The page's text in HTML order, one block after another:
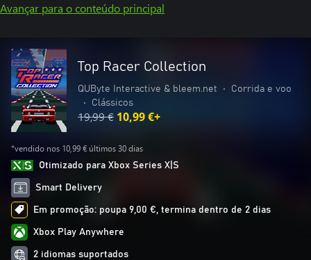
Avançar para o conteúdo principal
Top Racer Collection
QUByte Interactive & bleem.net •
Corrida e voo
•
Clássicos
19,99 € 10,99 €+
*vendido nos 10,99 € últimos 30 dias
Otimizado para Xbox Series X|S
Smart Delivery
Em promoção: poupa 9,00 €, termina dentro de 2 dias
Xbox Play Anywhere
2 idiomas suportados